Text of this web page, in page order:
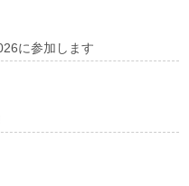
に参加します